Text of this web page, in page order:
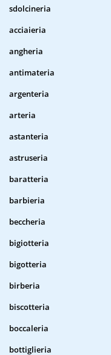
sdolcineria
acciaieria
angheria
antimateria
argenteria
arteria
astanteria
astruseria
baratteria
barbieria
beccheria
bigiotteria
bigotteria
birberia
biscotteria
boccaleria
bottiglieria